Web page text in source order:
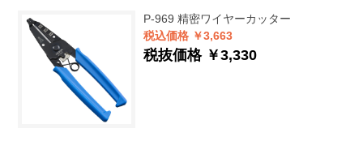
P-969 精密ワイヤーカッター
税込価格 ￥3,663
税抜価格 ￥3,330